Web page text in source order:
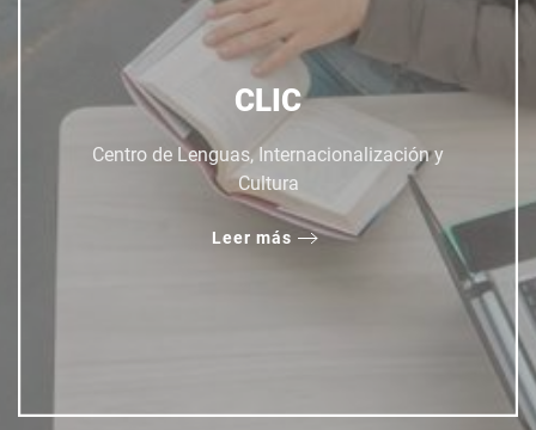
CLIC
Centro de Lenguas, Internacionalización y
Cultura
Leer más